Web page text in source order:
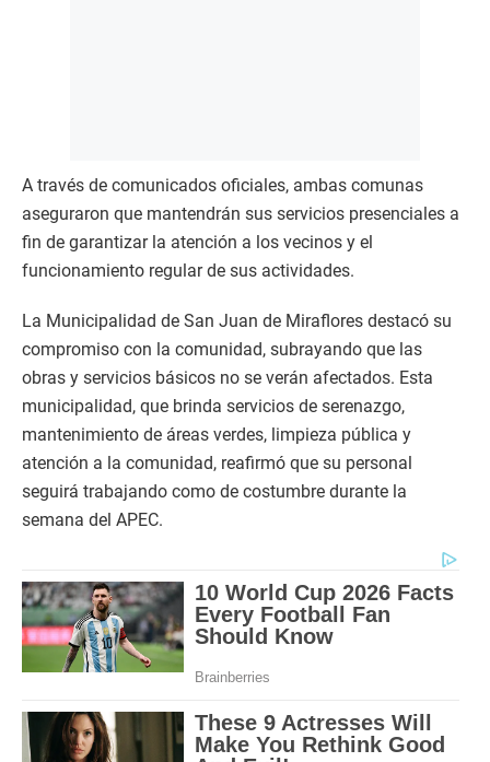
A través de comunicados oficiales, ambas comunas
aseguraron que mantendrán sus servicios presenciales a
fin de garantizar la atención a los vecinos y el
funcionamiento regular de sus actividades.
La Municipalidad de San Juan de Miraflores destacó su
compromiso con la comunidad, subrayando que las
obras y servicios básicos no se verán afectados. Esta
municipalidad, que brinda servicios de serenazgo,
mantenimiento de áreas verdes, limpieza pública y
atención a la comunidad, reafirmó que su personal
seguirá trabajando como de costumbre durante la
semana del APEC.